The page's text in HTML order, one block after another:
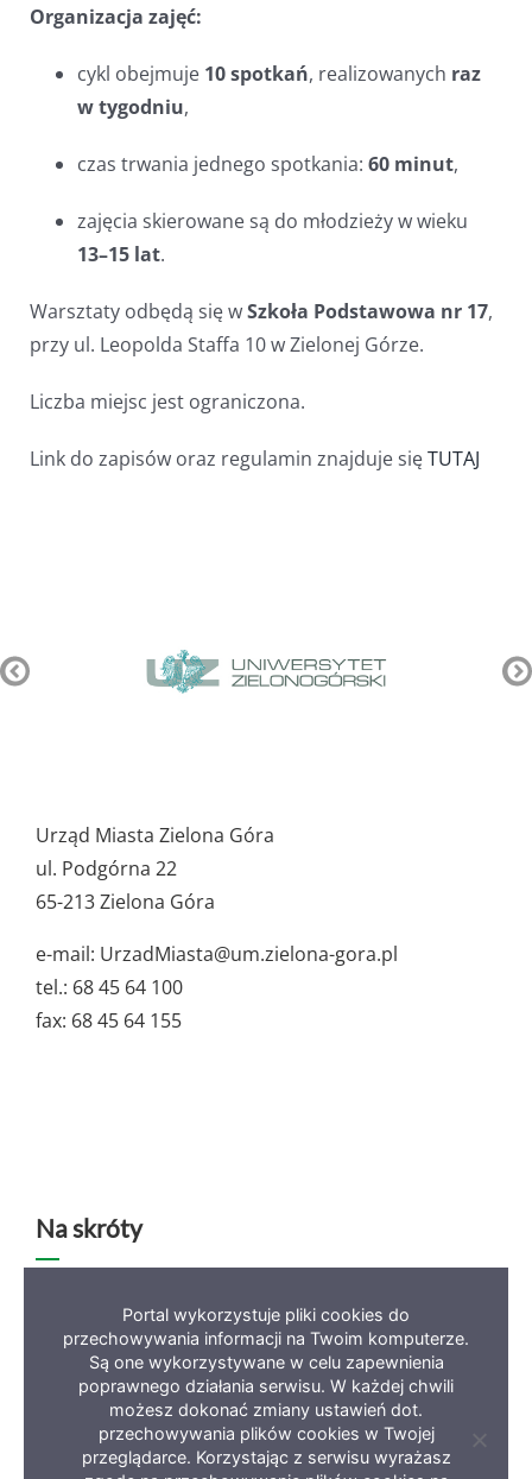
Organizacja zajęć:
cykl obejmuje 10 spotkań, realizowanych raz
w tygodniu,
czas trwania jednego spotkania: 60 minut,
zajęcia skierowane są do młodzieży w wieku
13–15 lat.
Warsztaty odbędą się wSzkoła Podstawowa nr 17,
przy ul. Leopolda Staffa 10 w Zielonej Górze.
Liczba miejsc jest ograniczona.
Link do zapisów oraz regulamin znajduje sięTUTAJ
ważne
dane
Urząd Miasta Zielona Góra
ul. Podgórna 22
65-213 Zielona Góra
e-mail: UrzadMiasta@um.zielona-gora.pl
tel.: 68 45 64 100
fax: 68 45 64 155
Na skróty
Deklaracja dostępności Mapa serwisu BIP
Polityka prywatności
Portal wykorzystuje pliki cookies do
przechowywania informacji na Twoim komputerze.
Są one wykorzystywane w celu zapewnienia
poprawnego działania serwisu. W każdej chwili
możesz dokonać zmiany ustawień dot.
przechowywania plików cookies w Twojej
przeglądarce. Korzystając z serwisu wyrażasz